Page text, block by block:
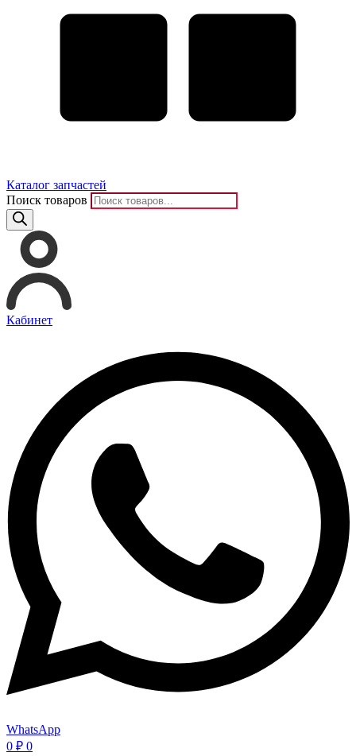
Каталог запчастей
Поиск товаров
Кабинет
WhatsApp
0 ₽ 0